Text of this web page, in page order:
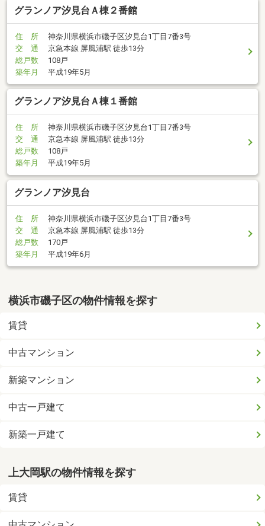
グランノア汐見台Ａ棟２番館
住 所
神奈川県横浜市磯子区汐見台1丁目7番3号
交 通
京急本線 屏風浦駅 徒歩13分
総戸数
108戸
築年月
平成19年5月
グランノア汐見台Ａ棟１番館
住 所
神奈川県横浜市磯子区汐見台1丁目7番3号
交 通
京急本線 屏風浦駅 徒歩13分
総戸数
108戸
築年月
平成19年5月
グランノア汐見台
住 所
神奈川県横浜市磯子区汐見台1丁目7番3号
交 通
京急本線 屏風浦駅 徒歩13分
総戸数
170戸
築年月
平成19年6月
横浜市磯子区の物件情報を探す
賃貸
中古マンション
新築マンション
中古一戸建て
新築一戸建て
上大岡駅の物件情報を探す
賃貸